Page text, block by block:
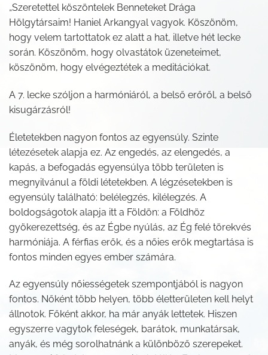
„Szeretettel köszöntelek Benneteket Drága
Hölgytársaim! Haniel Arkangyal vagyok. Köszönöm,
hogy velem tartottatok ez alatt a hat, illetve hét lecke
során. Köszönöm, hogy olvastátok üzeneteimet,
köszönöm, hogy elvégeztétek a meditációkat.
A 7. lecke szóljon a harmóniáról, a belső erőről, a belső
kisugárzásról!
Életetekben nagyon fontos az egyensúly. Szinte
létezésetek alapja ez. Az engedés, az elengedés, a
kapás, a befogadás egyensúlya több területen is
megnyilvánul a földi létetekben. A légzésetekben is
egyensúly található: belélegzés, kilélegzés. A
boldogságotok alapja itt a Földön: a Földhöz
gyökerezettség, és az Égbe nyúlás, az Ég felé törekvés
harmóniája. A férfias erők, és a nőies erők megtartása is
fontos minden egyes ember számára.
Az egyensúly nőiességetek szempontjából is nagyon
fontos. Nőként több helyen, több életterületen kell helyt
állnotok. Főként akkor, ha már anyák lettetek. Hiszen
egyszerre vagytok feleségek, barátok, munkatársak,
anyák, és még sorolhatnánk a különböző szerepeket.